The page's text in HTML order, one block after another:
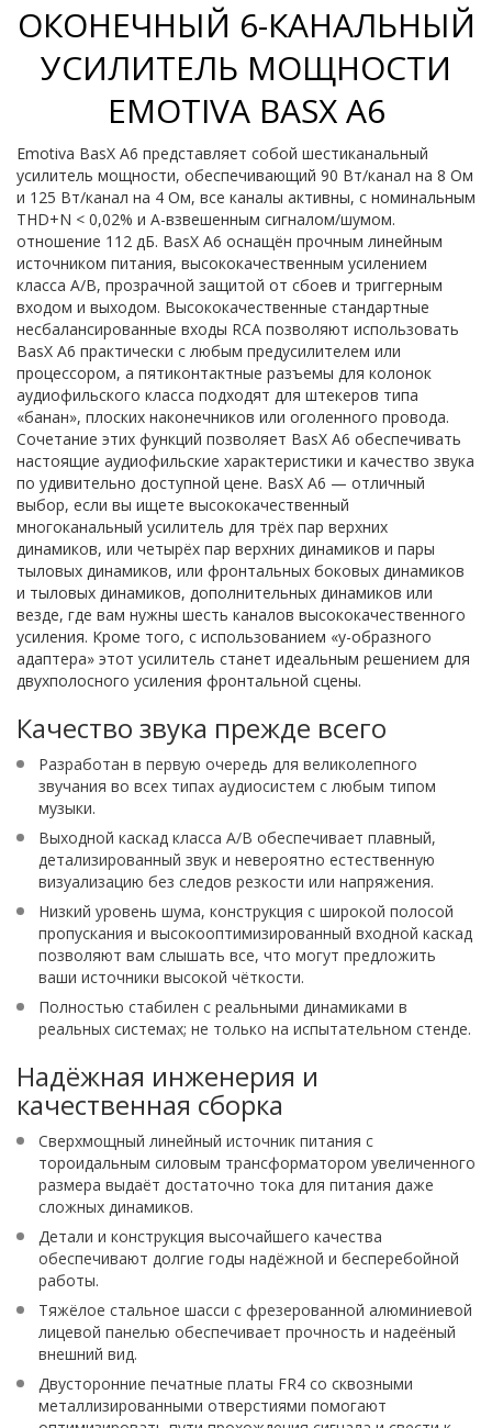
ОКОНЕЧНЫЙ 6-КАНАЛЬНЫЙ
УСИЛИТЕЛЬ МОЩНОСТИ
EMOTIVA BASX A6
Emotiva BasX A6 представляет собой шестиканальный
усилитель мощности, обеспечивающий 90 Вт/канал на 8 Ом
и 125 Вт/канал на 4 Ом, все каналы активны, с номинальным
THD+N < 0,02% и A-взвешенным сигналом/шумом.
отношение 112 дБ. BasX A6 оснащён прочным линейным
источником питания, высококачественным усилением
класса A/B, прозрачной защитой от сбоев и триггерным
входом и выходом. Высококачественные стандартные
несбалансированные входы RCA позволяют использовать
BasX A6 практически с любым предусилителем или
процессором, а пятиконтактные разъемы для колонок
аудиофильского класса подходят для штекеров типа
«банан», плоских наконечников или оголенного провода.
Сочетание этих функций позволяет BasX A6 обеспечивать
настоящие аудиофильские характеристики и качество звука
по удивительно доступной цене. BasX A6 — отличный
выбор, если вы ищете высококачественный
многоканальный усилитель для трёх пар верхних
динамиков, или четырёх пар верхних динамиков и пары
тыловых динамиков, или фронтальных боковых динамиков
и тыловых динамиков, дополнительных динамиков или
везде, где вам нужны шесть каналов высококачественного
усиления. Кроме того, с использованием «y-образного
адаптера» этот усилитель станет идеальным решением для
двухполосного усиления фронтальной сцены.
Качество звука прежде всего
Разработан в первую очередь для великолепного
звучания во всех типах аудиосистем с любым типом
музыки.
Выходной каскад класса A/B обеспечивает плавный,
детализированный звук и невероятно естественную
визуализацию без следов резкости или напряжения.
Низкий уровень шума, конструкция с широкой полосой
пропускания и высокооптимизированный входной каскад
позволяют вам слышать все, что могут предложить
ваши источники высокой чёткости.
Полностью стабилен с реальными динамиками в
реальных системах; не только на испытательном стенде.
Надёжная инженерия и
качественная сборка
Сверхмощный линейный источник питания с
тороидальным силовым трансформатором увеличенного
размера выдаёт достаточно тока для питания даже
сложных динамиков.
Детали и конструкция высочайшего качества
обеспечивают долгие годы надёжной и бесперебойной
работы.
Тяжёлое стальное шасси с фрезерованной алюминиевой
лицевой панелью обеспечивает прочность и надеёный
внешний вид.
Двусторонние печатные платы FR4 со сквозными
металлизированными отверстиями помогают